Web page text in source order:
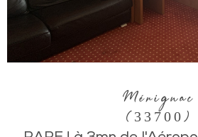
Mérignac
(33700)